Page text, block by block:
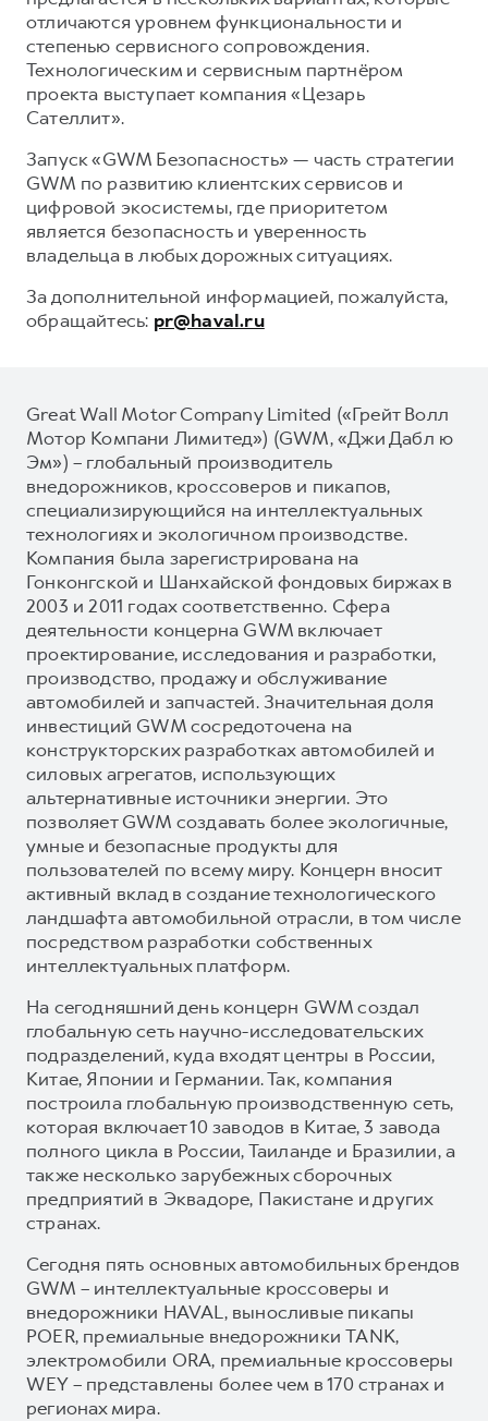
отличаются уровнем функциональности и
степенью сервисного сопровождения.
Технологическим и сервисным партнёром
проекта выступает компания «Цезарь
Сателлит».
Запуск «GWM Безопасность» — часть стратегии
GWM по развитию клиентских сервисов и
цифровой экосистемы, где приоритетом
является безопасность и уверенность
владельца в любых дорожных ситуациях.
За дополнительной информацией, пожалуйста,
обращайтесь: pr@haval.ru
Great Wall Motor Company Limited («Грейт Волл
Мотор Компани Лимитед») (GWM, «Джи Дабл ю
Эм») – глобальный производитель
внедорожников, кроссоверов и пикапов,
специализирующийся на интеллектуальных
технологиях и экологичном производстве.
Компания была зарегистрирована на
Гонконгской и Шанхайской фондовых биржах в
2003 и 2011 годах соответственно. Сфера
деятельности концерна GWM включает
проектирование, исследования и разработки,
производство, продажу и обслуживание
автомобилей и запчастей. Значительная доля
инвестиций GWM сосредоточена на
конструкторских разработках автомобилей и
силовых агрегатов, использующих
альтернативные источники энергии. Это
позволяет GWM создавать более экологичные,
умные и безопасные продукты для
пользователей по всему миру. Концерн вносит
активный вклад в создание технологического
ландшафта автомобильной отрасли, в том числе
посредством разработки собственных
интеллектуальных платформ.
На сегодняшний день концерн GWM создал
глобальную сеть научно-исследовательских
подразделений, куда входят центры в России,
Китае, Японии и Германии. Так, компания
построила глобальную производственную сеть,
которая включает 10 заводов в Китае, 3 завода
полного цикла в России, Таиланде и Бразилии, а
также несколько зарубежных сборочных
предприятий в Эквадоре, Пакистане и других
странах.
Сегодня пять основных автомобильных брендов
GWM – интеллектуальные кроссоверы и
внедорожники HAVAL, выносливые пикапы
POER, премиальные внедорожники TANK,
электромобили ORA, премиальные кроссоверы
WEY – представлены более чем в 170 странах и
регионах мира.